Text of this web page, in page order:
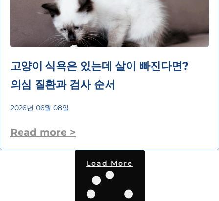
고양이 식욕은 있는데 살이 빠진다면?
의심 질환과 검사 순서
2026년 06월 08일
Read more >
Load More